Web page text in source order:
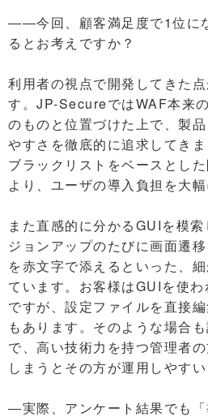
――今回、顧客満足度で1位に
るとお考えですか？
利用者の視点で開発してきた
す。JP-SecureではWAF本来
のものと位置づけた上で、製
やすさを徹底的に追求してき
ブラックリストをベースとし
より、ユーザの導入負担を大幅
また直感的に分かるGUIを模
ジョンアップのたびに画面遷
を赤文字で添えるといった、
ています。お客様はGUIを使
ですが、設定ファイルを直接
もあります。そのような場合
で、高い技術力を持つ管理者
しまうとその方が運用しやすい
―実際、アンケート結果でも